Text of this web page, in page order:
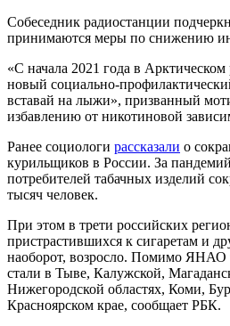
Собеседник радиостанции
принимаются меры по снижению
«С начала 2021 года в
новый социально-
вставай на лыжи», призванный
избавлению от никотиновой
Ранее социологи рассказали о
курильщиков в России. За
потребителей табачных изделий
тысяч человек.
При этом в трети российских
пристрастившихся к сигаретам и
наоборот, возросло. Помимо ЯНАО
стали в Тыве, Калужской,
Нижегородской областях, Коми,
Красноярском крае, сообщает РБК.